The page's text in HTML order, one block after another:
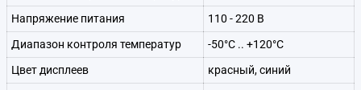
Напряжение питания
110 - 220 В
Диапазон контроля температур
-50°C .. +120°C
Цвет дисплеев
красный, синий